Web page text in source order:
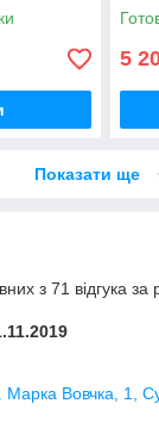
5
Показати ще
з 71 відгука за
Вовчка, 1,